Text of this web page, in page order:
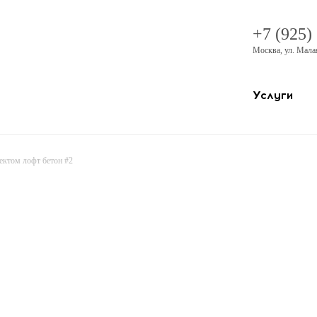
+7 (925)
Москва, ул.
Услуги
лофт бетон #2